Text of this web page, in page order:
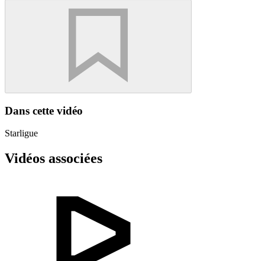
Dans cette vidéo
Starligue
Vidéos associées